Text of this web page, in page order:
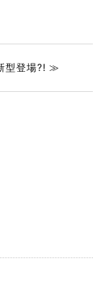
型登場?! ≫